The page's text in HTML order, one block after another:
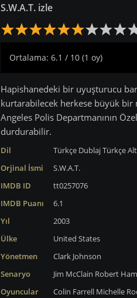
S.W.A.T. izle
Ortalama: 6.1 / 10 (1 oy)
Hapishanedeki bir uyuşturucu
kurtarabilecek herkese büyük bir
Angeles Polis Departmanının
durdurabilir.
Dil Türkçe DublajTürkçe
Orjinal İsmi
S.W.A.T.
IMDB ID
tt0257076
IMDB Puanı
6.1
Yıl
2003
Ülke
United States
Yönetmen
Clark Johnson
Senaryo
Jim McClain Robert
Oyuncular
Colin Farrell Michelle